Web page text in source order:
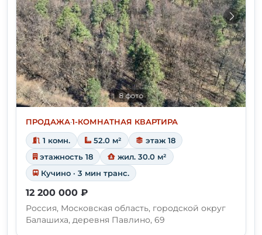
8 фото
ПРОДАЖА·1-КОМНАТНАЯ КВАРТИРА
1 комн. 52.0 м²
этаж 18
этажность 18
жил. 30.0 м²
Кучино · 3 мин транс.
12 200 000 ₽
Россия, Московская область, городской округ
Балашиха, деревня Павлино, 69